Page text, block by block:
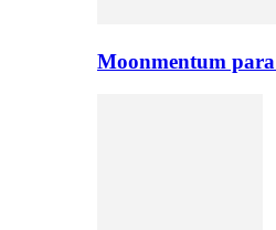
Moonmentum